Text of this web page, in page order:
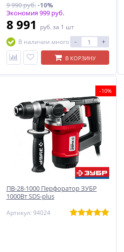
9 990 руб.-10%
Экономия 999 руб.
8 991 руб. за 1 шт
В наличии много
- +
В КОРЗИНУ
-10%
ПВ-28-1000 Перфоратор ЗУБР
1000Вт SDS-plus
Артикул: 94024